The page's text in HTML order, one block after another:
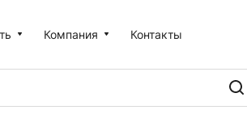
Компания Контакты